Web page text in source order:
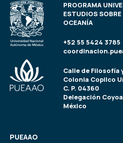
PROGRAMA
ESTUDIOS SOBRE
OCEANÍA
+52 55 5424 3785
Calle de Filosofía
Colonia Copilco
C. P. 04360
Delegación
México
PUEAAO